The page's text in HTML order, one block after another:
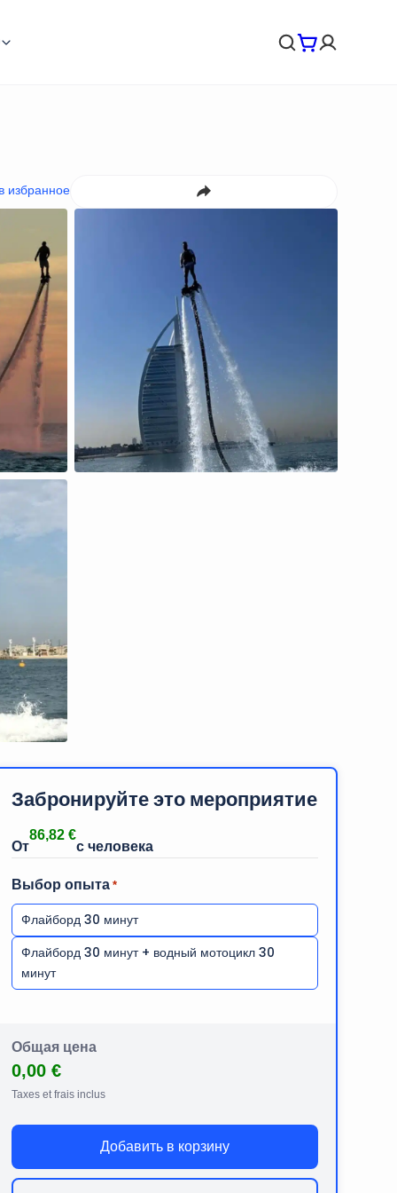
избранное
Забронируйте это мероприятие
86,82 €
Выбор опыта *
Флайборд 30 минут
Флайборд 30 минут + водный мотоцикл 30
минут
Общая цена
0,00 €
Taxes et frais inclus
Добавить в корзину